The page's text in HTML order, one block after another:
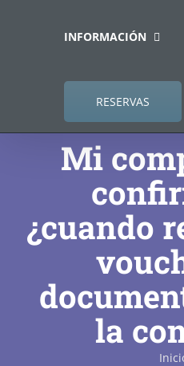
INFORMACIÓN
RESERVAS
Mi
¿cuando
la